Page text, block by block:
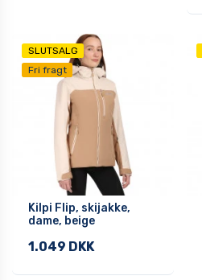
SLUTSALG
Fri fragt
Kilpi Flip, skijakke,
dame, beige
1.049 DKK